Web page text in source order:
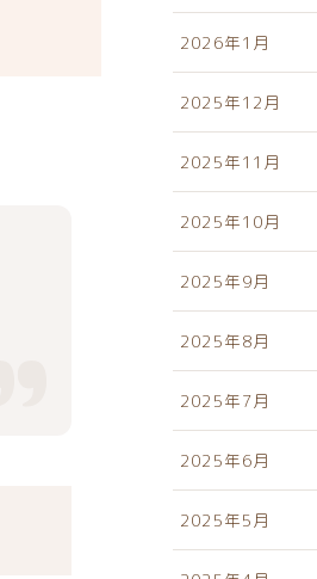
2026年1月
2025年12月
2025年11月
2025年10月
2025年9月
2025年8月
2025年7月
2025年6月
2025年5月